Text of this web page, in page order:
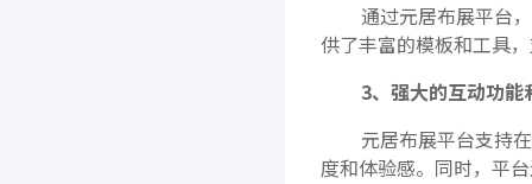
通过元居布展平台
供了丰富的模板和工具
3、强大的互动功能
元居布展平台支持
度和体验感。同时，平